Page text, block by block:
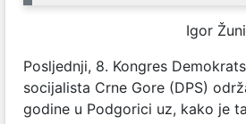
Igor
Posljednji, 8. Kongres
socijalista Crne Gore (DPS)
godine u Podgorici uz, kako je